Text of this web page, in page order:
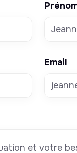
Email